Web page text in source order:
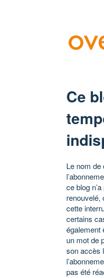
Ce
Le nom de
ce blog
renouvelé,
cette
certains
également
un mot de
son accès
pas été